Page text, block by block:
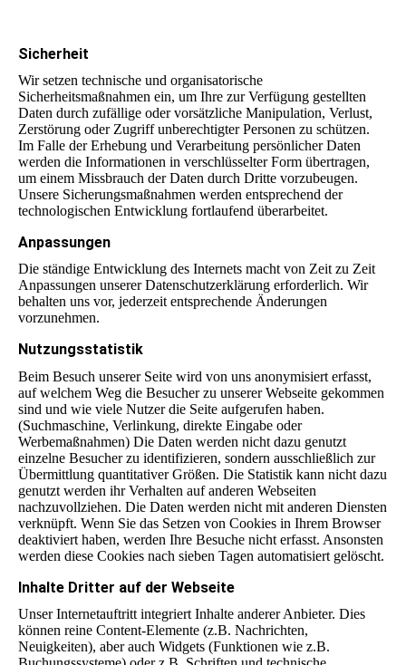
Sicherheit
Wir setzen technische und organisatorische
Sicherheitsmaßnahmen ein, um Ihre zur Verfügung gestellten
Daten durch zufällige oder vorsätzliche Manipulation, Verlust,
Zerstörung oder Zugriff unberechtigter Personen zu schützen.
Im Falle der Erhebung und Verarbeitung persönlicher Daten
werden die Informationen in verschlüsselter Form übertragen,
um einem Missbrauch der Daten durch Dritte vorzubeugen.
Unsere Sicherungsmaßnahmen werden entsprechend der
technologischen Entwicklung fortlaufend überarbeitet.
Anpassungen
Die ständige Entwicklung des Internets macht von Zeit zu Zeit
Anpassungen unserer Datenschutzerklärung erforderlich. Wir
behalten uns vor, jederzeit entsprechende Änderungen
vorzunehmen.
Nutzungsstatistik
Beim Besuch unserer Seite wird von uns anonymisiert erfasst,
auf welchem Weg die Besucher zu unserer Webseite gekommen
sind und wie viele Nutzer die Seite aufgerufen haben.
(Suchmaschine, Verlinkung, direkte Eingabe oder
Werbemaßnahmen) Die Daten werden nicht dazu genutzt
einzelne Besucher zu identifizieren, sondern ausschließlich zur
Übermittlung quantitativer Größen. Die Statistik kann nicht dazu
genutzt werden ihr Verhalten auf anderen Webseiten
nachzuvollziehen. Die Daten werden nicht mit anderen Diensten
verknüpft. Wenn Sie das Setzen von Cookies in Ihrem Browser
deaktiviert haben, werden Ihre Besuche nicht erfasst. Ansonsten
werden diese Cookies nach sieben Tagen automatisiert gelöscht.
Inhalte Dritter auf der Webseite
Unser Internetauftritt integriert Inhalte anderer Anbieter. Dies
können reine Content-Elemente (z.B. Nachrichten,
Neuigkeiten), aber auch Widgets (Funktionen wie z.B.